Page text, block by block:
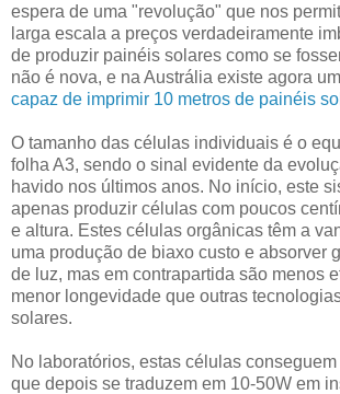
espera de uma "revolução" que nos
larga escala a preços verdadeiramente
de produzir painéis solares como se
não é nova, e na Austrália existe agora
capaz de imprimir 10 metros de painéis
O tamanho das células individuais é o
folha A3, sendo o sinal evidente da
havido nos últimos anos. No início, este
apenas produzir células com poucos
e altura. Estes células orgânicas têm a
uma produção de biaxo custo e absorver
de luz, mas em contrapartida são menos
menor longevidade que outras
solares.
No laboratórios, estas células
que depois se traduzem em 10-50W em